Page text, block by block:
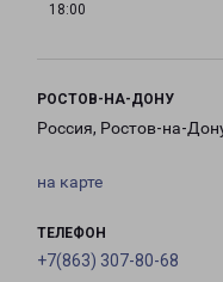
18:00
РОСТОВ-НА-ДОНУ
Россия, Ростов-на-
на карте
ТЕЛЕФОН
+7(863) 307-80-68